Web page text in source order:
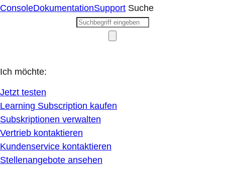
ConsoleDokumentationSupport Suche
Ich möchte:
Jetzt testen
Learning Subscription kaufen
Subskriptionen verwalten
Vertrieb kontaktieren
Kundenservice kontaktieren
Stellenangebote ansehen